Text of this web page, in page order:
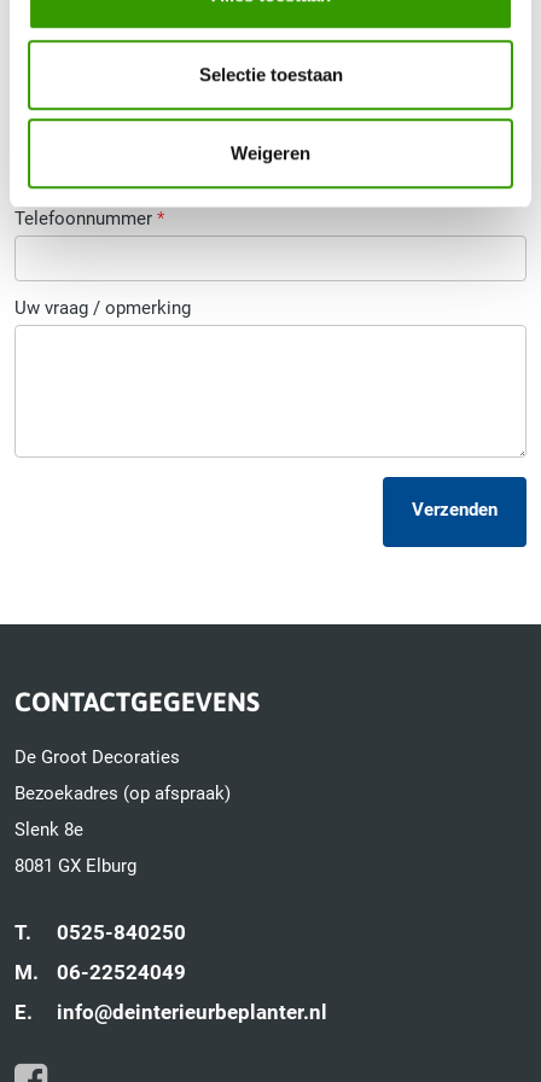
Selectie toestaan
Weigeren
Naam*
Telefoonnummer *
Uw vraag / opmerking
Verzenden
CONTACTGEGEVENS
De Groot Decoraties
Bezoekadres (op afspraak)
Slenk 8e
8081 GX Elburg
T.
0525-840250
M.
06-22524049
E.
info@deinterieurbeplanter.nl